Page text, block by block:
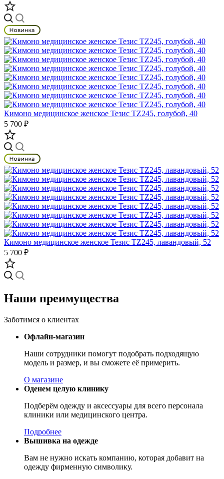
Кимоно медицинское женское Тезис TZ245, голубой, 40
5 700 ₽
Кимоно медицинское женское Тезис TZ245, лавандовый, 52
5 700 ₽
Наши преимущества
Заботимся о клиентах
Офлайн-магазин
Наши сотрудники помогут подобрать подходящую
модель и размер, и вы сможете её примерить.
О магазине
Оденем целую клинику
Подберём одежду и аксессуары для всего персонала
клиники или медицинского центра.
Подробнее
Вышивка на одежде
Вам не нужно искать компанию, которая добавит на
одежду фирменную символику.